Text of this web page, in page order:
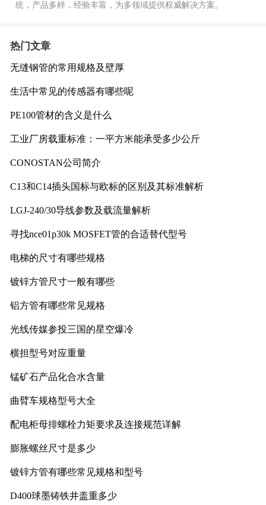
统，产品多样，经验丰富，为多领域提供权威解决方案。
热门文章
无缝钢管的常用规格及壁厚
生活中常见的传感器有哪些呢
PE100管材的含义是什么
工业厂房载重标准：一平方米能承受多少公斤
CONOSTAN公司简介
C13和C14插头国标与欧标的区别及其标准解析
LGJ-240/30导线参数及载流量解析
寻找nce01p30k MOSFET管的合适替代型号
电梯的尺寸有哪些规格
镀锌方管尺寸一般有哪些
铝方管有哪些常见规格
光线传媒参投三国的星空爆冷
横担型号对应重量
锰矿石产品化合水含量
曲臂车规格型号大全
配电柜母排螺栓力矩要求及连接规范详解
膨胀螺丝尺寸是多少
镀锌方管有哪些常见规格和型号
D400球墨铸铁井盖重多少